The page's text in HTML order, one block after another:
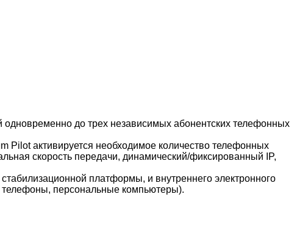
одновременно до трех независимых абонентских телефонных
Pilot активируется необходимое количество телефонных
скорость передачи, динамический/фиксированный IP,
платформы, и внутреннего электронного
телефоны, персональные компьютеры).